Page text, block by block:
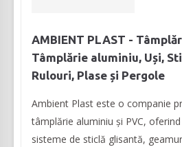
AMBIENT PLAST -
Tâmplărie aluminiu, Uși,
Rulouri, Plase și Pergole
Ambient Plast este o companie
tâmplărie aluminiu şi PVC,
sisteme de sticlă glisantă,